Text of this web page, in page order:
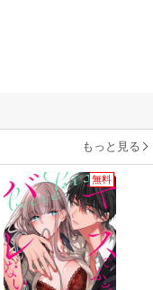
もっと見る
無料